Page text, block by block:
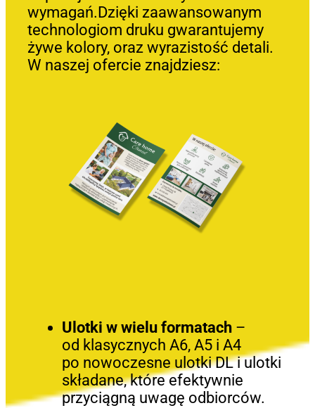
wymagań.Dzięki zaawansowanym
technologiom druku gwarantujemy
żywe kolory, oraz wyrazistość detali.
W naszej ofercie znajdziesz:
Ulotki w wielu formatach–
od klasycznych A6, A5 i A4
po nowoczesne ulotki DL i ulotki
składane, które efektywnie
przyciągną uwagę odbiorców.